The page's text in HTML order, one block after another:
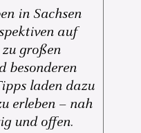
in Sachsen
auf
großen
besonderen
laden dazu
erleben – nah
und offen.